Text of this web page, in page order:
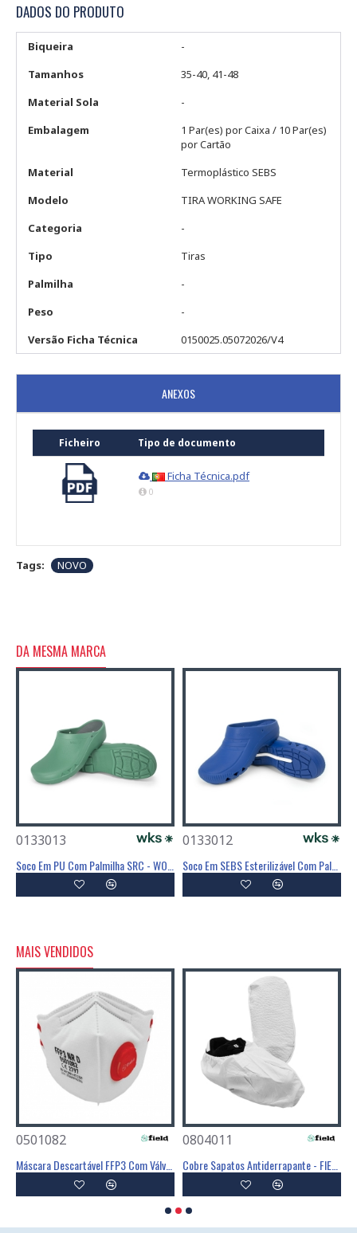
DADOS DO PRODUTO
Biqueira
-
Tamanhos
35-40, 41-48
Material Sola
-
Embalagem
1 Par(es) por Caixa / 10 Par(es)
por Cartão
Material
Termoplástico SEBS
Modelo
TIRA WORKING SAFE
Categoria
-
Tipo
Tiras
Palmilha
-
Peso
-
Versão Ficha Técnica
0150025.05072026/V4
ANEXOS
Ficheiro Tipo de documento
Ficha Técnica.pdf
0
Tags: NOVO
DA MESMA MARCA
0133013 0133012
MAIS VENDIDOS
0501082 0804011